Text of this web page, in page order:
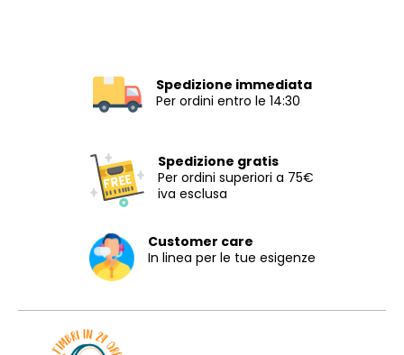
Spedizione immediata
Per ordini entro le 14:30
Spedizione gratis
Per ordini superiori a 75€
iva esclusa
Customer care
In linea per le tue esigenze